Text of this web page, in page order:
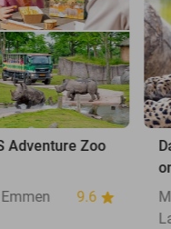
Adventure Zoo
9.6